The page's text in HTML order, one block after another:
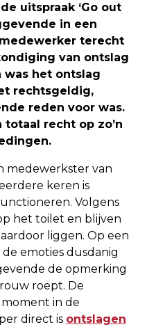
uitspraak ‘Go out
in een
terecht
van ontslag
was het ontslag
rechtsgeldig,
reden voor was.
recht op zo’n
medewerkster van
keren is
Volgens
het toilet en blijven
liggen. Op een
emoties dusdanig
de opmerking
roept. De
in de
direct is ontslagen